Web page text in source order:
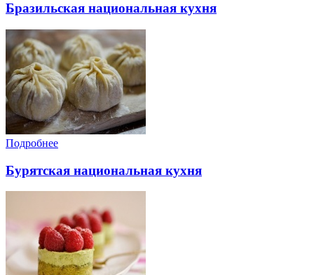
Бразильская национальная кухня
Подробнее
Бурятская национальная кухня